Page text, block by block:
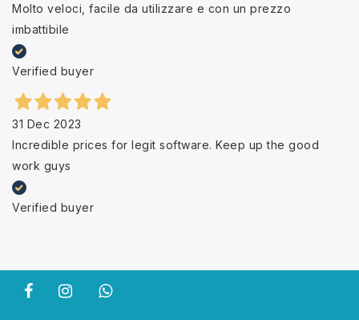
Molto veloci, facile da utilizzare e con un prezzo
imbattibile
Verified buyer
31 Dec 2023
Incredible prices for legit software. Keep up the good
work guys
Verified buyer